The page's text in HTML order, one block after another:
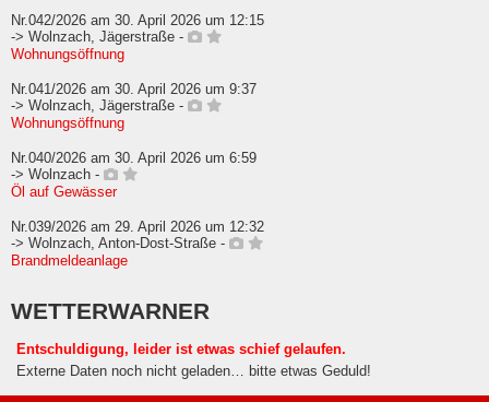
Nr.042/2026 am 30. April 2026 um 12:15
-> Wolnzach, Jägerstraße -
Wohnungsöffnung
Nr.041/2026 am 30. April 2026 um 9:37
-> Wolnzach, Jägerstraße -
Wohnungsöffnung
Nr.040/2026 am 30. April 2026 um 6:59
-> Wolnzach -
Öl auf Gewässer
Nr.039/2026 am 29. April 2026 um 12:32
-> Wolnzach, Anton-Dost-Straße -
Brandmeldeanlage
WETTERWARNER
Entschuldigung, leider ist etwas schief gelaufen.
Externe Daten noch nicht geladen… bitte etwas Geduld!